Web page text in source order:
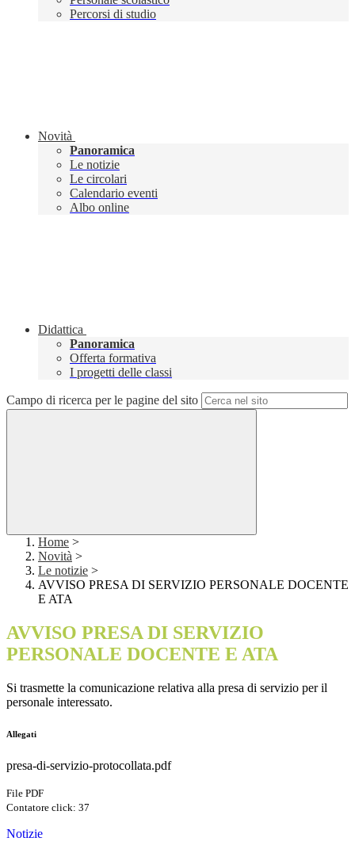
Percorsi di studio
Novità
Panoramica
Le notizie
Le circolari
Calendario eventi
Albo online
Didattica
Panoramica
Offerta formativa
I progetti delle classi
Campo di ricerca per le pagine del sito
Home >
Novità >
Le notizie >
AVVISO PRESA DI SERVIZIO PERSONALE DOCENTE
E ATA
AVVISO PRESA DI SERVIZIO
PERSONALE DOCENTE E ATA
Si trasmette la comunicazione relativa alla presa di servizio per il
personale interessato.
Allegati
presa-di-servizio-protocollata.pdf
File PDF
Contatore click: 37
Notizie